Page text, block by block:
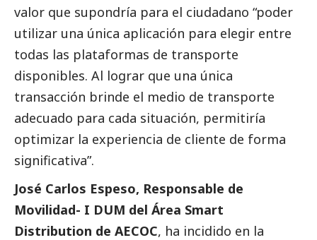
valor que supondría para el ciudadano “poder
utilizar una única aplicación para elegir entre
todas las plataformas de transporte
disponibles. Al lograr que una única
transacción brinde el medio de transporte
adecuado para cada situación, permitiría
optimizar la experiencia de cliente de forma
significativa”.
José Carlos Espeso, Responsable de
Movilidad- I DUM del Área Smart
Distribution de AECOC, ha incidido en la